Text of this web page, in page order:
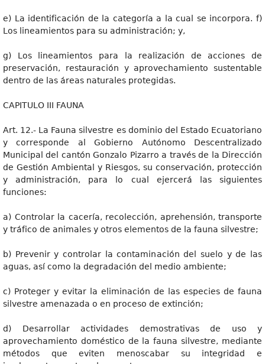
e) La identificación de la categoría a la cual se incorpora. f)
Los lineamientos para su administración; y,
g) Los lineamientos para la realización de acciones de
preservación, restauración y aprovechamiento sustentable
dentro de las áreas naturales protegidas.
CAPITULO III FAUNA
Art. 12.- La Fauna silvestre es dominio del Estado Ecuatoriano
y corresponde al Gobierno Autónomo Descentralizado
Municipal del cantón Gonzalo Pizarro a través de la Dirección
de Gestión Ambiental y Riesgos, su conservación, protección
y administración, para lo cual ejercerá las siguientes
funciones:
a) Controlar la cacería, recolección, aprehensión, transporte
y tráfico de animales y otros elementos de la fauna silvestre;
b) Prevenir y controlar la contaminación del suelo y de las
aguas, así como la degradación del medio ambiente;
c) Proteger y evitar la eliminación de las especies de fauna
silvestre amenazada o en proceso de extinción;
d) Desarrollar actividades demostrativas de uso y
aprovechamiento doméstico de la fauna silvestre, mediante
métodos que eviten menoscabar su integridad e